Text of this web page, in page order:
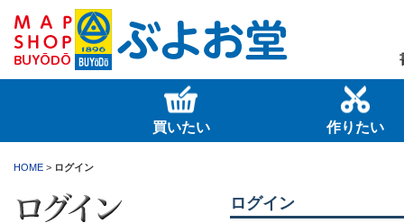
買いたい 作りたい
HOME > ログイン
ログイン